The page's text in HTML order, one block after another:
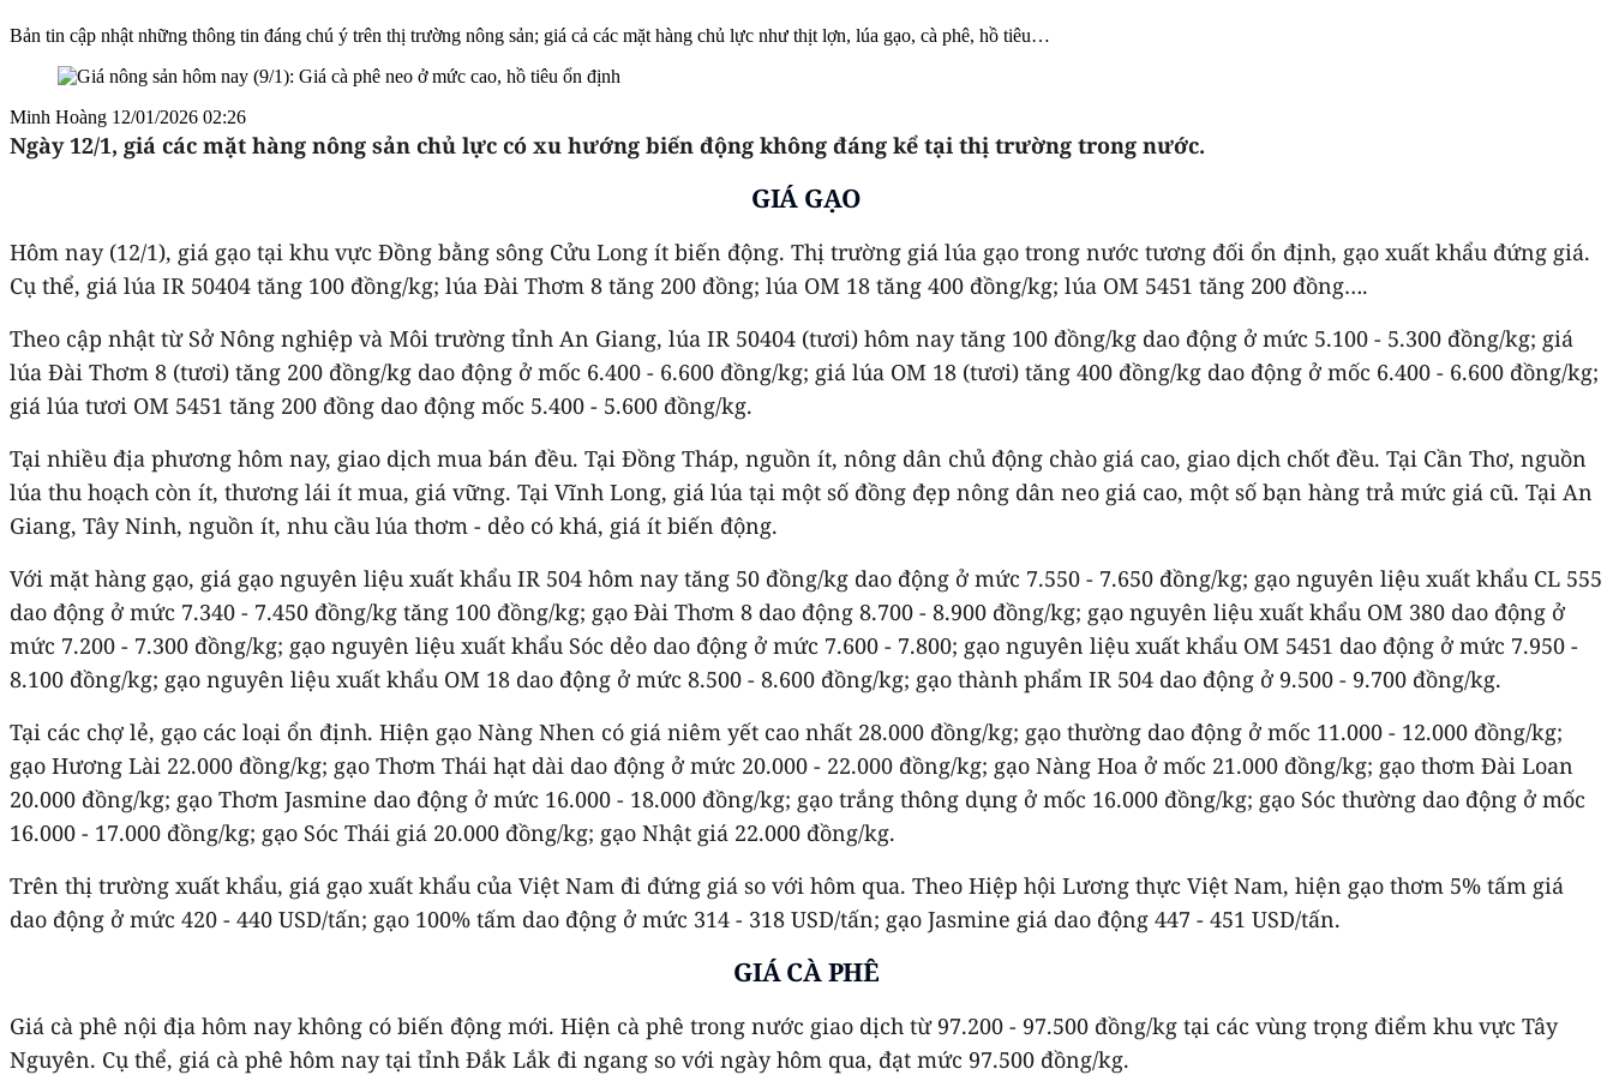
Bản tin cập nhật những thông tin đáng chú ý trên thị trường nông sản; giá cả các mặt hàng chủ lực như thịt lợn, lúa gạo, cà phê, hồ tiêu…
Minh Hoàng 12/01/2026 02:26
Ngày 12/1, giá các mặt hàng nông sản chủ lực có xu hướng biến động không đáng kể tại thị trường trong nước.
GIÁ GẠO
Hôm nay (12/1), giá gạo tại khu vực Đồng bằng sông Cửu Long ít biến động. Thị trường giá lúa gạo trong nước tương đối ổn định, gạo xuất khẩu đứng giá.
Cụ thể, giá lúa IR 50404 tăng 100 đồng/kg; lúa Đài Thơm 8 tăng 200 đồng; lúa OM 18 tăng 400 đồng/kg; lúa OM 5451 tăng 200 đồng….
Theo cập nhật từ Sở Nông nghiệp và Môi trường tỉnh An Giang, lúa IR 50404 (tươi) hôm nay tăng 100 đồng/kg dao động ở mức 5.100 - 5.300 đồng/kg; giá
lúa Đài Thơm 8 (tươi) tăng 200 đồng/kg dao động ở mốc 6.400 - 6.600 đồng/kg; giá lúa OM 18 (tươi) tăng 400 đồng/kg dao động ở mốc 6.400 - 6.600 đồng/kg;
giá lúa tươi OM 5451 tăng 200 đồng dao động mốc 5.400 - 5.600 đồng/kg.
Tại nhiều địa phương hôm nay, giao dịch mua bán đều. Tại Đồng Tháp, nguồn ít, nông dân chủ động chào giá cao, giao dịch chốt đều. Tại Cần Thơ, nguồn
lúa thu hoạch còn ít, thương lái ít mua, giá vững. Tại Vĩnh Long, giá lúa tại một số đồng đẹp nông dân neo giá cao, một số bạn hàng trả mức giá cũ. Tại An
Giang, Tây Ninh, nguồn ít, nhu cầu lúa thơm - dẻo có khá, giá ít biến động.
Với mặt hàng gạo, giá gạo nguyên liệu xuất khẩu IR 504 hôm nay tăng 50 đồng/kg dao động ở mức 7.550 - 7.650 đồng/kg; gạo nguyên liệu xuất khẩu CL 555
dao động ở mức 7.340 - 7.450 đồng/kg tăng 100 đồng/kg; gạo Đài Thơm 8 dao động 8.700 - 8.900 đồng/kg; gạo nguyên liệu xuất khẩu OM 380 dao động ở
mức 7.200 - 7.300 đồng/kg; gạo nguyên liệu xuất khẩu Sóc dẻo dao động ở mức 7.600 - 7.800; gạo nguyên liệu xuất khẩu OM 5451 dao động ở mức 7.950 -
8.100 đồng/kg; gạo nguyên liệu xuất khẩu OM 18 dao động ở mức 8.500 - 8.600 đồng/kg; gạo thành phẩm IR 504 dao động ở 9.500 - 9.700 đồng/kg.
Tại các chợ lẻ, gạo các loại ổn định. Hiện gạo Nàng Nhen có giá niêm yết cao nhất 28.000 đồng/kg; gạo thường dao động ở mốc 11.000 - 12.000 đồng/kg;
gạo Hương Lài 22.000 đồng/kg; gạo Thơm Thái hạt dài dao động ở mức 20.000 - 22.000 đồng/kg; gạo Nàng Hoa ở mốc 21.000 đồng/kg; gạo thơm Đài Loan
20.000 đồng/kg; gạo Thơm Jasmine dao động ở mức 16.000 - 18.000 đồng/kg; gạo trắng thông dụng ở mốc 16.000 đồng/kg; gạo Sóc thường dao động ở mốc
16.000 - 17.000 đồng/kg; gạo Sóc Thái giá 20.000 đồng/kg; gạo Nhật giá 22.000 đồng/kg.
Trên thị trường xuất khẩu, giá gạo xuất khẩu của Việt Nam đi đứng giá so với hôm qua. Theo Hiệp hội Lương thực Việt Nam, hiện gạo thơm 5% tấm giá
dao động ở mức 420 - 440 USD/tấn; gạo 100% tấm dao động ở mức 314 - 318 USD/tấn; gạo Jasmine giá dao động 447 - 451 USD/tấn.
GIÁ CÀ PHÊ
Giá cà phê nội địa hôm nay không có biến động mới. Hiện cà phê trong nước giao dịch từ 97.200 - 97.500 đồng/kg tại các vùng trọng điểm khu vực Tây
Nguyên. Cụ thể, giá cà phê hôm nay tại tỉnh Đắk Lắk đi ngang so với ngày hôm qua, đạt mức 97.500 đồng/kg.